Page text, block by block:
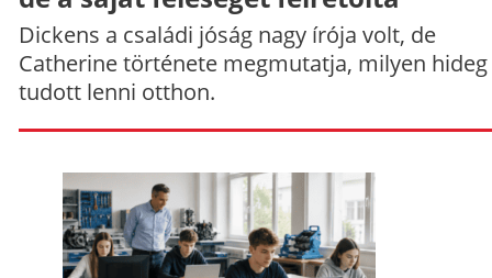
Dickens a családi jóság nagy írója volt, de
Catherine története megmutatja, milyen hideg
tudott lenni otthon.